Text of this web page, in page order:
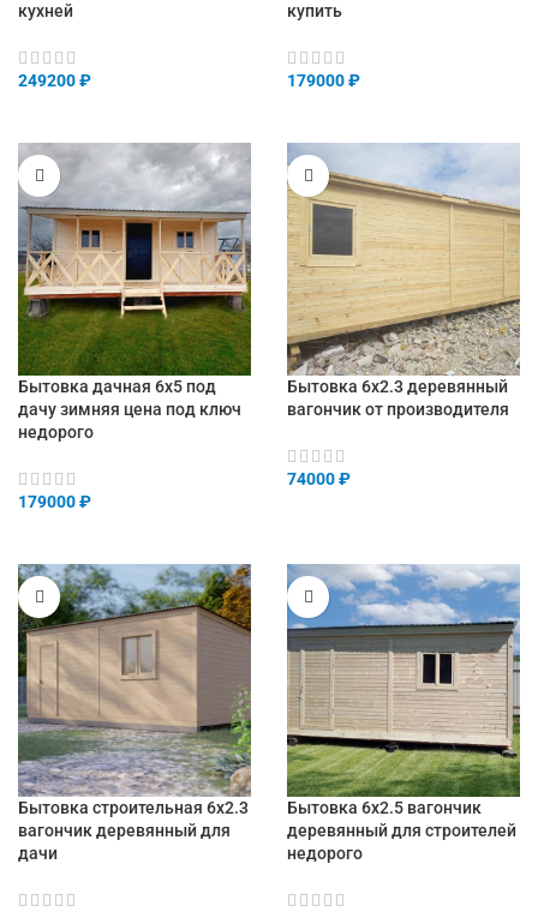
кухней
249200₽
купить
179000₽
Бытовка дачная 6х5 под
дачу зимняя цена под ключ
недорого
179000₽
Бытовка 6х2.3 деревянный
вагончик от производителя
74000₽
Бытовка строительная 6х2.3
вагончик деревянный для
дачи
Бытовка 6х2.5 вагончик
деревянный для строителей
недорого